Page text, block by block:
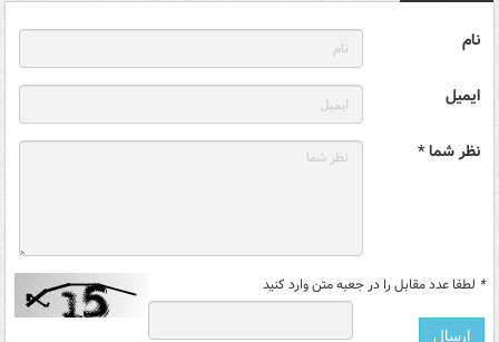
نام
ایمیل
نظر شما *
* لطفا عدد مقابل را در جعبه متن وارد کنید